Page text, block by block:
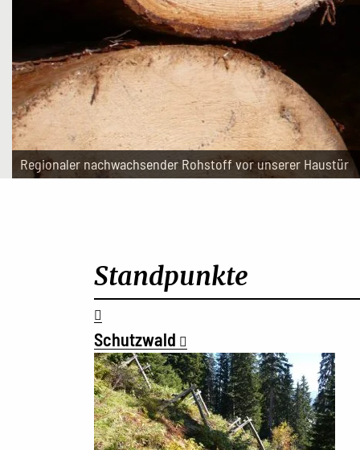
Regionaler nachwachsender Rohstoff vor unserer Haustür
Standpunkte
Schutzwald